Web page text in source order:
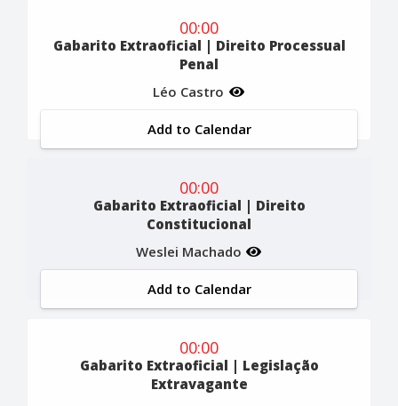
00:00
Gabarito Extraoficial | Direito Processual
Penal
Léo Castro
Add to Calendar
00:00
Gabarito Extraoficial | Direito
Constitucional
Weslei Machado
Add to Calendar
00:00
Gabarito Extraoficial | Legislação
Extravagante